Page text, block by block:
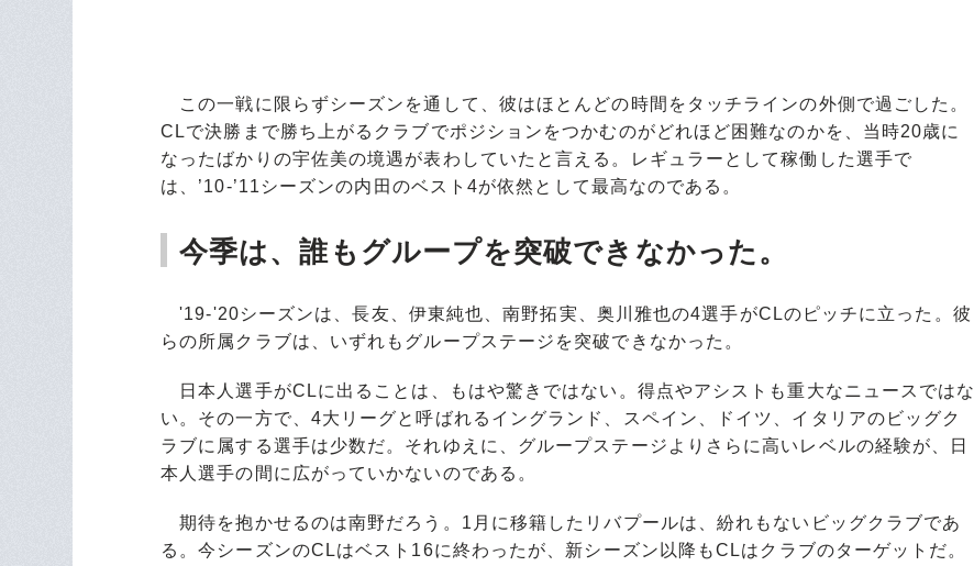
この一戦に限らずシーズンを通して、彼はほとんどの時間をタッチラインの外側で過ごした。
CLで決勝まで勝ち上がるクラブでポジションをつかむのがどれほど困難なのかを、当時20歳に
なったばかりの宇佐美の境遇が表わしていたと言える。レギュラーとして稼働した選手で
は、’10-’11シーズンの内田のベスト4が依然として最高なのである。
今季は、誰もグループを突破できなかった。
'19-'20シーズンは、長友、伊東純也、南野拓実、奥川雅也の4選手がCLのピッチに立った。彼
らの所属クラブは、いずれもグループステージを突破できなかった。
日本人選手がCLに出ることは、もはや驚きではない。得点やアシストも重大なニュースではな
い。その一方で、4大リーグと呼ばれるイングランド、スペイン、ドイツ、イタリアのビッグク
ラブに属する選手は少数だ。それゆえに、グループステージよりさらに高いレベルの経験が、日
本人選手の間に広がっていかないのである。
期待を抱かせるのは南野だろう。1月に移籍したリバプールは、紛れもないビッグクラブであ
る。今シーズンのCLはベスト16に終わったが、新シーズン以降もCLはクラブのターゲットだ。